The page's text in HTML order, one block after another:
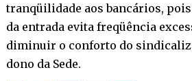
tranqüilidade aos bancários,
da entrada evita freqüência
diminuir o conforto do
dono da Sede.